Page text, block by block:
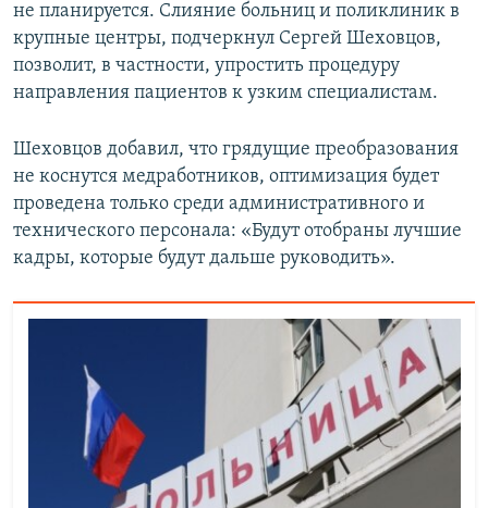
не планируется. Слияние больниц и поликлиник в
крупные центры, подчеркнул Сергей Шеховцов,
позволит, в частности, упростить процедуру
направления пациентов к узким специалистам.
Шеховцов добавил, что грядущие преобразования
не коснутся медработников, оптимизация будет
проведена только среди административного и
технического персонала: «Будут отобраны лучшие
кадры, которые будут дальше руководить».